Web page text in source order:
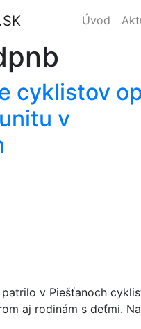
Úvod
cyklistov
v
v Piešťanoch
aj rodinám s deťmi.